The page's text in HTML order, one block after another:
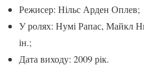
Режисер: Нільс Арден Оплев;
У ролях: Нумі Рапас, Майкл
ін.;
Дата виходу: 2009 рік.